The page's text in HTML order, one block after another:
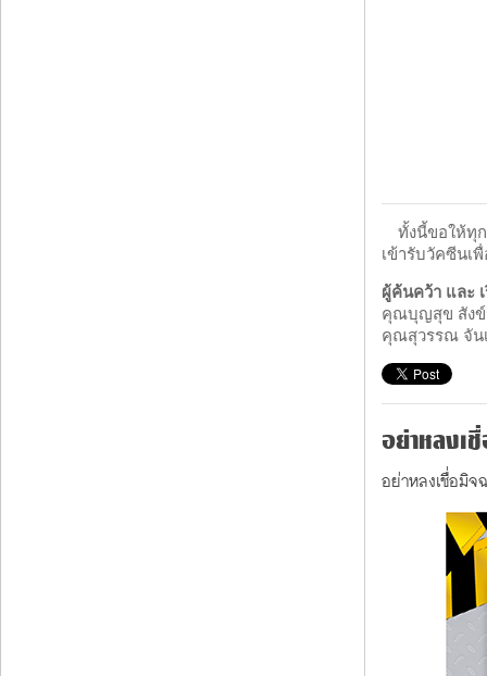
ทั้งนี้ขอให้ทุ
เข้ารับวัคซีนเ
ผู้ค้นคว้า และ เ
คุณบุญสุข สัง
คุณสุวรรณ จัน
อย่าหลงเ
อย่าหลงเชื่อมิ